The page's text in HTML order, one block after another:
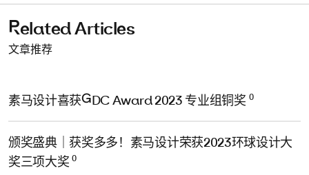
Related Articles
文章推荐
素马设计喜获GDC Award 2023 专业组铜奖 0
颁奖盛典｜获奖多多！素马设计荣获2023环球设计大
奖三项大奖 0